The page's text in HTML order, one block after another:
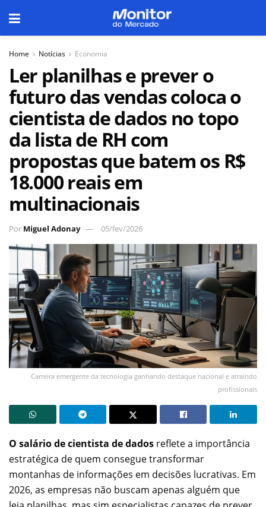
Home Notícias Economia
Ler planilhas e prever o
futuro das vendas coloca o
cientista de dados no topo
da lista de RH com
propostas que batem os R$
18.000 reais em
multinacionais
Por Miguel Adonay 05/fev/2026
Carreira emergente da tecnologia ganhando destaque nacional e atraindo
profissionais
O salário de cientista de dados reflete a importância
estratégica de quem consegue transformar
montanhas de informações em decisões lucrativas. Em
2026, as empresas não buscam apenas alguém que